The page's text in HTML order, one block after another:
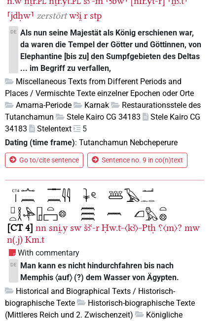
⸢jdḥw⸣ zerstört wꜣi̯ r stp
DE Als nun seine Majestät als König erschienen war,
da waren die Tempel der Götter und Göttinnen, von
Elephantine [bis zu] den Sumpfgebieten des Deltas
... im Begriff zu verfallen,
Miscellaneous Texts from Different Periods and
Places / Vermischte Texte einzelner Epochen oder Orte
Amarna-Periode
Karnak
Restaurationsstele des
Tutanchamun
Stele Kairo CG 34183
Stele Kairo CG
34183
Stelentext
5
Dating (time frame): Tutanchamun Nebcheperure
Go to/cite sentence Sentence no. 9 in co(n)text
CT 4 nn sni̯.y sw šꜣꜥ-r Ḥw.t-〈kꜣ〉-Ptḥ ⸮〈m〉? mw
n(.j) Km.t
With commentary
DE
Man kann es nicht hindurchfahren bis nach
Memphis 〈auf〉 (?) dem Wasser von Ägypten.
Historical and Biographical Texts / Historisch-
biographische Texte
Historisch-biographische Texte
(Mittleres Reich und 2. Zwischenzeit)
Königliche